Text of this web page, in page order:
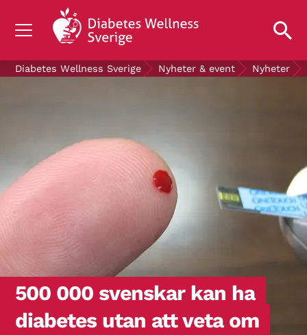
OM DIABETES
NYHETER & EVENT
OM OSS
Blodsockerkollen
Diabetes Wellness Sverige Nyheter & event Nyheter
500 000 svenskar kan ha
diabetes utan att veta om